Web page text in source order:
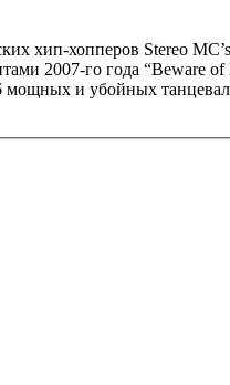
хип-хопперов Stereo
2007-го года “Beware
и убойных